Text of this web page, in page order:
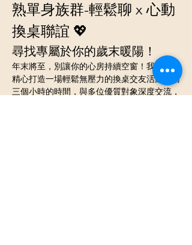
熟單身族群-輕鬆聊 x 心動
換桌聯誼 💖
尋找專屬於你的歲末暖陽！
年末將至，別讓你的心房持續空窗！我們為你
精心打造一場輕鬆無壓力的換桌交友活動，用
三個小時的時間，與多位優質對象深度交流，